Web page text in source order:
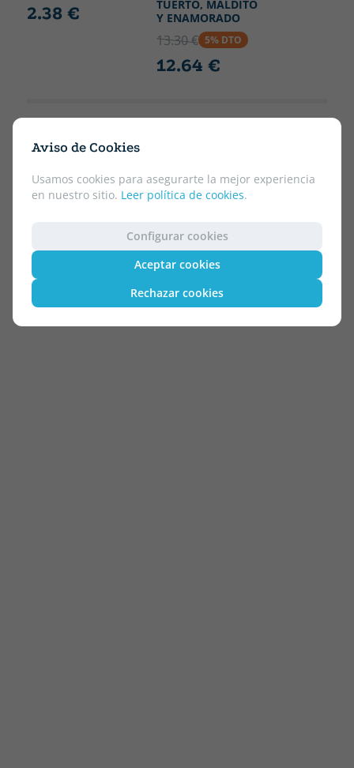
Aviso de Cookies
Usamos cookies para asegurarte la mejor experiencia
en nuestro sitio. Leer política de cookies.
Configurar cookies
Aceptar cookies
Rechazar cookies
2.38 €
TUERTO, MALDITO
Y ENAMORADO
13.30 € 5% DTO
12.64 €